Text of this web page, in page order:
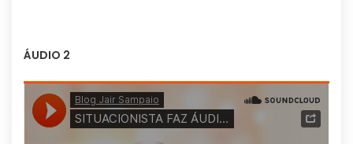
ÁUDIO 2